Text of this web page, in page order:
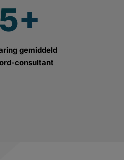
gemiddeld
consultant